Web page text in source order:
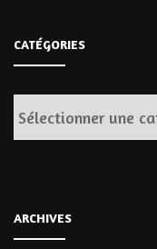
CATÉGORIES
Catégories
ARCHIVES